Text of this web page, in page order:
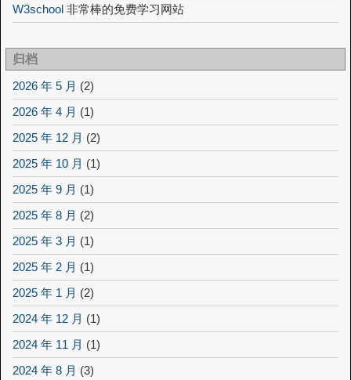
W3school 非常棒的免费学习网站
归档
2026 年 5 月 (2)
2026 年 4 月 (1)
2025 年 12 月 (2)
2025 年 10 月 (1)
2025 年 9 月 (1)
2025 年 8 月 (2)
2025 年 3 月 (1)
2025 年 2 月 (1)
2025 年 1 月 (2)
2024 年 12 月 (1)
2024 年 11 月 (1)
2024 年 8 月 (3)